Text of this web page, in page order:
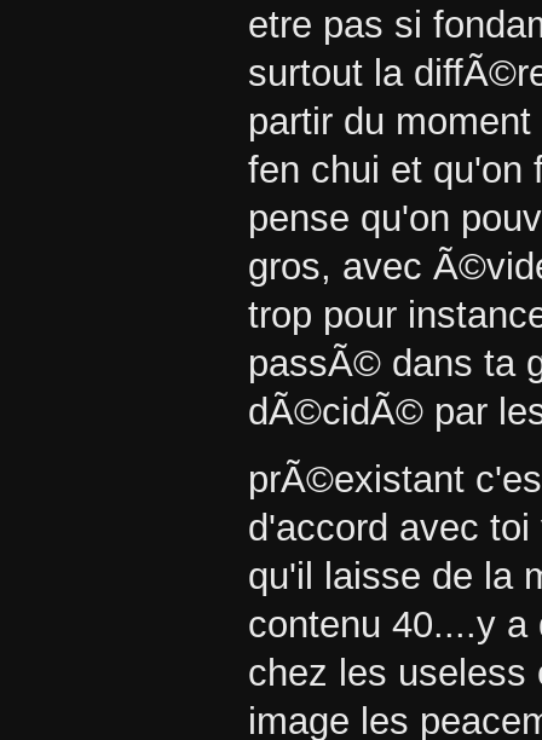
etre pas si
surtout la
partir du
fen chui et qu'on
pense qu'on
gros, avec
trop pour
passÃ© dans ta
dÃ©cidÃ© par
prÃ©existant
d'accord avec
qu'il laisse de la
contenu 40....y
chez les useless
image les